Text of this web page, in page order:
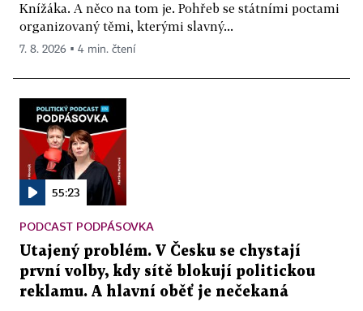
Knížáka. A něco na tom je. Pohřeb se státními poctami
organizovaný těmi, kterými slavný...
7. 8. 2026 ▪ 4 min. čtení
55:23
PODCAST PODPÁSOVKA
Utajený problém. V Česku se chystají
první volby, kdy sítě blokují politickou
reklamu. A hlavní oběť je nečekaná